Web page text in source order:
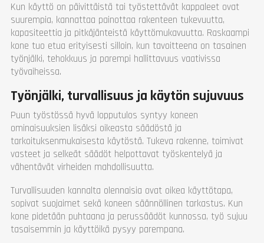
Kun käyttö on päivittäistä tai työstettävät kappaleet ovat
suurempia, kannattaa painottaa rakenteen tukevuutta,
kapasiteettia ja pitkäjänteistä käyttömukavuutta. Raskaampi
kone tuo etua erityisesti silloin, kun tavoitteena on tasainen
työnjälki, tehokkuus ja parempi hallittavuus vaativissa
työvaiheissa.
Työnjälki, turvallisuus ja käytön sujuvuus
Puun työstössä hyvä lopputulos syntyy koneen
ominaisuuksien lisäksi oikeasta säädöstä ja
tarkoituksenmukaisesta käytöstä. Tukeva rakenne, toimivat
vasteet ja selkeät säädöt helpottavat työskentelyä ja
vähentävät virheiden mahdollisuutta.
Turvallisuuden kannalta olennaisia ovat oikea käyttötapa,
sopivat suojaimet sekä koneen säännöllinen tarkastus. Kun
kone pidetään puhtaana ja perussäädöt kunnossa, työ sujuu
tasaisemmin ja käyttöikä pysyy parempana.